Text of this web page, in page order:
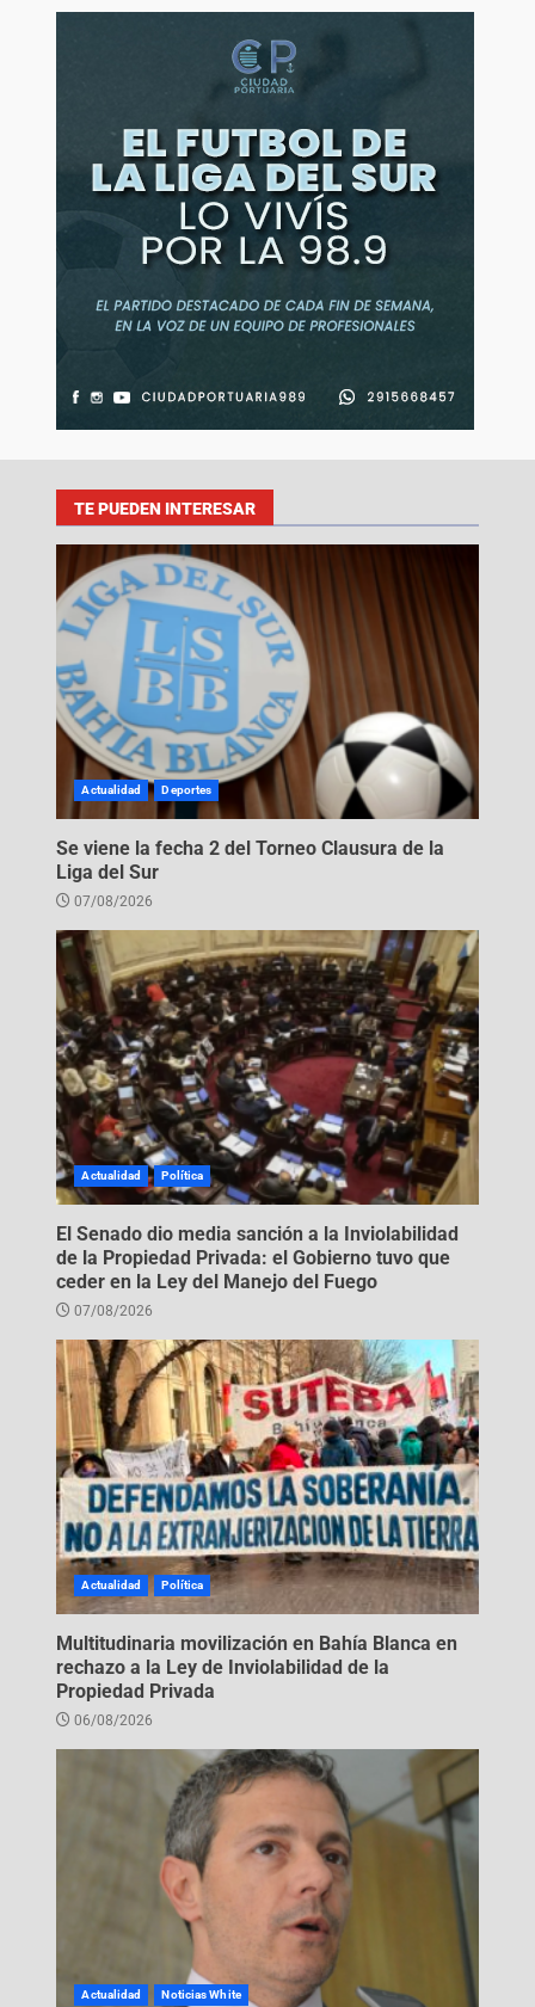
TE PUEDEN INTERESAR
Actualidad Deportes
Se viene la fecha 2 del Torneo Clausura de la
Liga del Sur
07/08/2026
Actualidad Política
El Senado dio media sanción a la Inviolabilidad
de la Propiedad Privada: el Gobierno tuvo que
ceder en la Ley del Manejo del Fuego
07/08/2026
Actualidad Política
Multitudinaria movilización en Bahía Blanca en
rechazo a la Ley de Inviolabilidad de la
Propiedad Privada
06/08/2026
Actualidad Noticias White